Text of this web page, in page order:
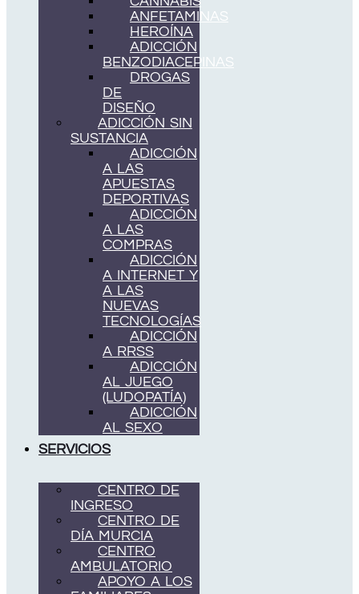
ANFETAMINAS
HEROÍNA
ADICCIÓN
BENZODIACEPINAS
DROGAS
DE
DISEÑO
ADICCIÓN SIN
SUSTANCIA
ADICCIÓN
A LAS
APUESTAS
DEPORTIVAS
ADICCIÓN
A LAS
COMPRAS
ADICCIÓN
A INTERNET Y
A LAS
NUEVAS
TECNOLOGÍAS
ADICCIÓN
A RRSS
ADICCIÓN
AL JUEGO
(LUDOPATÍA)
ADICCIÓN
AL SEXO
SERVICIOS
CENTRO DE
INGRESO
CENTRO DE
DÍA MURCIA
CENTRO
AMBULATORIO
APOYO A LOS